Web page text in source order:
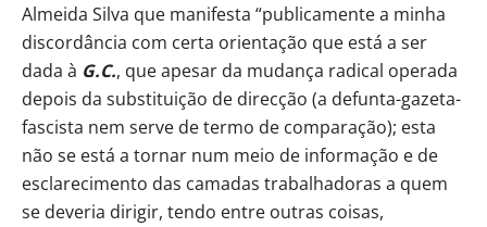
Almeida Silva que manifesta “publicamente a minha
discordância com certa orientação que está a ser
dada à G.C., que apesar da mudança radical operada
depois da substituição de direcção (a defunta-gazeta-
fascista nem serve de termo de comparação); esta
não se está a tornar num meio de informação e de
esclarecimento das camadas trabalhadoras a quem
se deveria dirigir, tendo entre outras coisas,